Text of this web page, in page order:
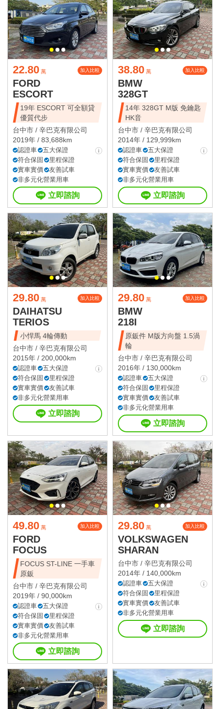
22.80 萬 加入比較
FORD
ESCORT
19年 ESCORT 可全額貸
優質代步
台中市 / 辛巴克有限公司
2019年 / 83,688km
認證車
五大保證
符合保固
里程保證
實車實價
友善試車
非多元化營業用車
立即諮詢
38.80 萬 加入比較
BMW
328GT
14年 328GT M版 免鑰匙
HK音
台中市 / 辛巴克有限公司
2014年 / 129,999km
認證車
五大保證
符合保固
里程保證
實車實價
友善試車
非多元化營業用車
立即諮詢
29.80 萬 加入比較
DAIHATSU
TERIOS
小悍馬 4輪傳動
台中市 / 辛巴克有限公司
2015年 / 200,000km
認證車
五大保證
符合保固
里程保證
實車實價
友善試車
非多元化營業用車
立即諮詢
29.80 萬 加入比較
BMW
218I
原鈑件 M版方向盤 1.5渦
輪
台中市 / 辛巴克有限公司
2016年 / 130,000km
認證車
五大保證
符合保固
里程保證
實車實價
友善試車
非多元化營業用車
立即諮詢
49.80 萬 加入比較
FORD
FOCUS
FOCUS ST-LINE 一手車
原鈑
台中市 / 辛巴克有限公司
2019年 / 90,000km
認證車
五大保證
符合保固
里程保證
實車實價
友善試車
非多元化營業用車
立即諮詢
29.80 萬 加入比較
VOLKSWAGEN
SHARAN
台中市 / 辛巴克有限公司
2014年 / 140,000km
認證車
五大保證
符合保固
里程保證
實車實價
友善試車
非多元化營業用車
立即諮詢